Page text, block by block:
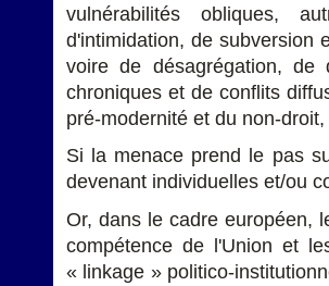
vulnérabilités obliques,
d'intimidation, de subversion
voire de désagrégation, de
chroniques et de conflits
pré-modernité et du non-droit,
Si la menace prend le pas
devenant individuelles et/ou
Or, dans le cadre européen,
compétence de l'Union et
« linkage » politico-